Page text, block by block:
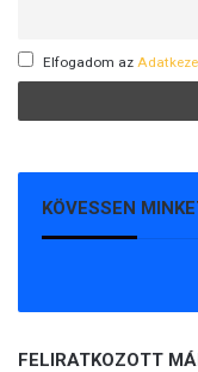
Elfogadom az
KÖVESSEN
FELIRATKOZOTT